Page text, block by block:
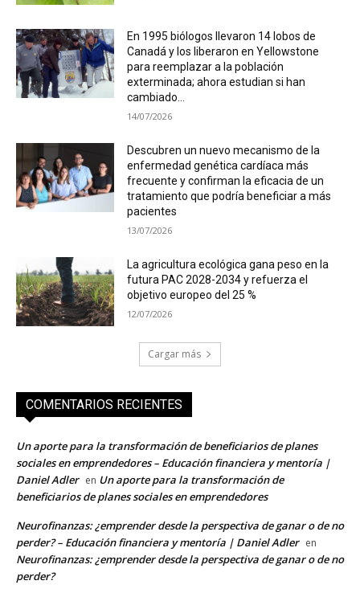
En 1995 biólogos llevaron 14 lobos de
Canadá y los liberaron en Yellowstone
para reemplazar a la población
exterminada; ahora estudian si han
cambiado...
14/07/2026
Descubren un nuevo mecanismo de la
enfermedad genética cardíaca más
frecuente y confirman la eficacia de un
tratamiento que podría beneficiar a más
pacientes
13/07/2026
La agricultura ecológica gana peso en la
futura PAC 2028-2034 y refuerza el
objetivo europeo del 25 %
12/07/2026
Cargar más
COMENTARIOS RECIENTES
Un aporte para la transformación de beneficiarios de planes
sociales en emprendedores – Educación financiera y mentoría |
Daniel Adler en Un aporte para la transformación de
beneficiarios de planes sociales en emprendedores
Neurofinanzas: ¿emprender desde la perspectiva de ganar o de no
perder? – Educación financiera y mentoría | Daniel Adler en
Neurofinanzas: ¿emprender desde la perspectiva de ganar o de no
perder?